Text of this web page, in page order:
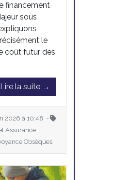
financement
sous
le
coût futur des
Lire la suite →
2026 à 10:48 -
Assurance
Obsèques